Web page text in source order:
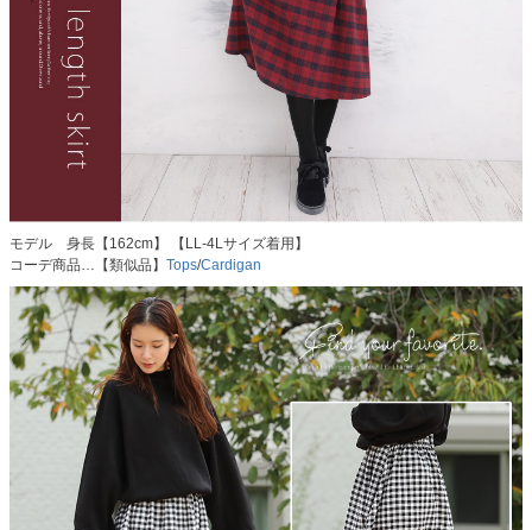
モデル 身長【162cm】 【LL-4Lサイズ着用】
コーデ商品…【類似品】 Tops/Cardigan